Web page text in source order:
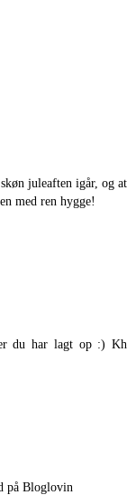
juleaften igår, og at
med ren hygge!
du har lagt op :) Kh
på Bloglovin